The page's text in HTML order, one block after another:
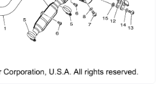
и перевозка
диски, гусеницы